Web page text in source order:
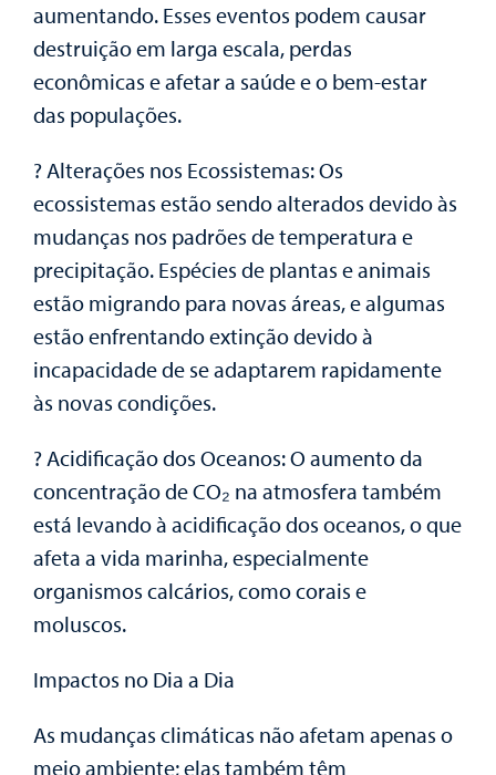
aumentando. Esses eventos podem causar
destruição em larga escala, perdas
econômicas e afetar a saúde e o bem-estar
das populações.
?️ Alterações nos Ecossistemas: Os
ecossistemas estão sendo alterados devido às
mudanças nos padrões de temperatura e
precipitação. Espécies de plantas e animais
estão migrando para novas áreas, e algumas
estão enfrentando extinção devido à
incapacidade de se adaptarem rapidamente
às novas condições.
?️ Acidificação dos Oceanos: O aumento da
concentração de CO₂ na atmosfera também
está levando à acidificação dos oceanos, o que
afeta a vida marinha, especialmente
organismos calcários, como corais e
moluscos.
Impactos no Dia a Dia
As mudanças climáticas não afetam apenas o
meio ambiente; elas também têm